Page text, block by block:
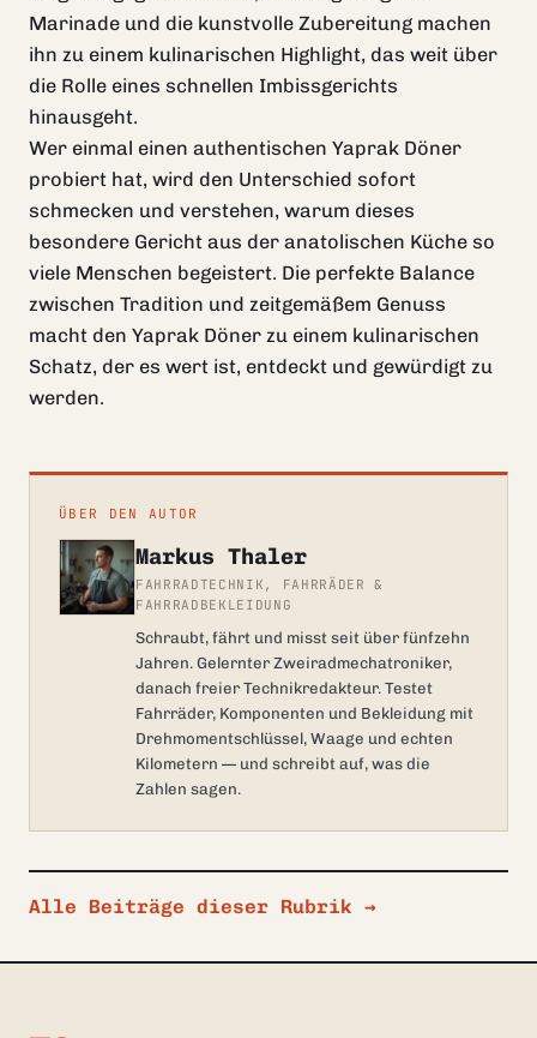
Marinade und die kunstvolle Zubereitung machen
ihn zu einem kulinarischen Highlight, das weit über
die Rolle eines schnellen Imbissgerichts
hinausgeht.
Wer einmal einen authentischen Yaprak Döner
probiert hat, wird den Unterschied sofort
schmecken und verstehen, warum dieses
besondere Gericht aus der anatolischen Küche so
viele Menschen begeistert. Die perfekte Balance
zwischen Tradition und zeitgemäßem Genuss
macht den Yaprak Döner zu einem kulinarischen
Schatz, der es wert ist, entdeckt und gewürdigt zu
werden.
ÜBER DEN AUTOR
Markus Thaler
FAHRRADTECHNIK, FAHRRÄDER &
FAHRRADBEKLEIDUNG
Schraubt, fährt und misst seit über fünfzehn
Jahren. Gelernter Zweiradmechatroniker,
danach freier Technikredakteur. Testet
Fahrräder, Komponenten und Bekleidung mit
Drehmomentschlüssel, Waage und echten
Kilometern — und schreibt auf, was die
Zahlen sagen.
Alle Beiträge dieser Rubrik →